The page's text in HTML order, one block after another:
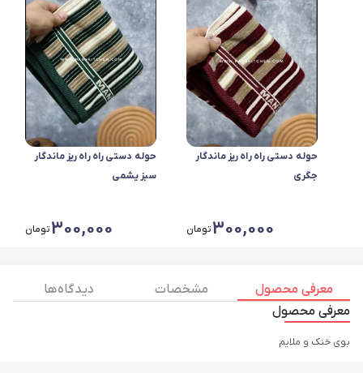
حوله دستی راه راه ریز ماندگار
جگری
300,000تومان
حوله دستی راه راه ریز ماندگار
سبز یشمی
300,000تومان
معرفی محصول مشخصات
دیدگاه ها
معرفی محصول
بوی خنک و ملایم